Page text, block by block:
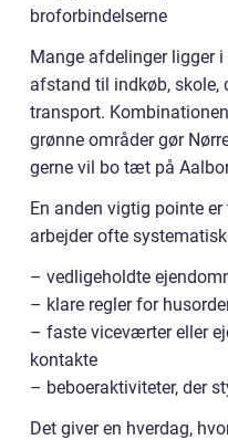
broforbindelserne
Mange afdelinger ligger
afstand til indkøb,
transport.
grønne områder gør
gerne vil bo tæt på
En anden vigtig pointe
arbejder ofte
– vedligeholdte
– klare regler for
– faste viceværter eller
kontakte
– beboeraktiviteter, der
Det giver en hverdag,